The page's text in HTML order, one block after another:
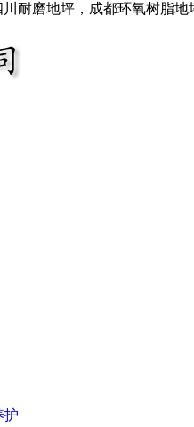
川耐磨地坪，成都环氧树脂
护